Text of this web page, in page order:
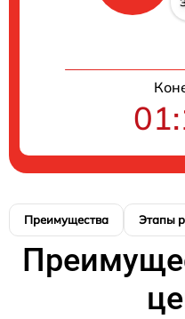
Преимущества Этапы